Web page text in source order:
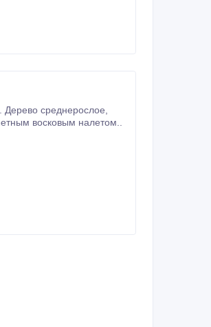
среднерослое,
окраски с заметным восковым налетом..